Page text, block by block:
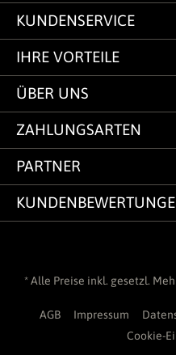
KUNDENSERVICE
IHRE VORTEILE
ÜBER UNS
ZAHLUNGSARTEN
PARTNER
* Alle Preise inkl. gesetzl.
AGB Impressum
Cookie-